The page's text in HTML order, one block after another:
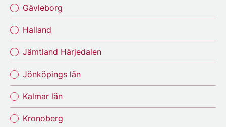
Gävleborg
Halland
Jämtland Härjedalen
Jönköpings län
Kalmar län
Kronoberg